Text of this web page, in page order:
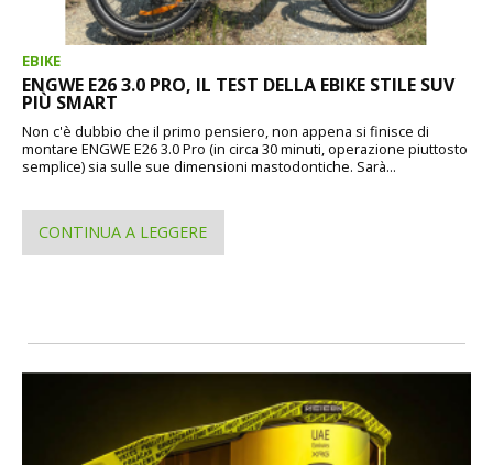
EBIKE
ENGWE E26 3.0 PRO, IL TEST DELLA EBIKE STILE SUV
PIÙ SMART
Non c'è dubbio che il primo pensiero, non appena si finisce di
montare ENGWE E26 3.0 Pro (in circa 30 minuti, operazione piuttosto
semplice) sia sulle sue dimensioni mastodontiche. Sarà...
CONTINUA A LEGGERE